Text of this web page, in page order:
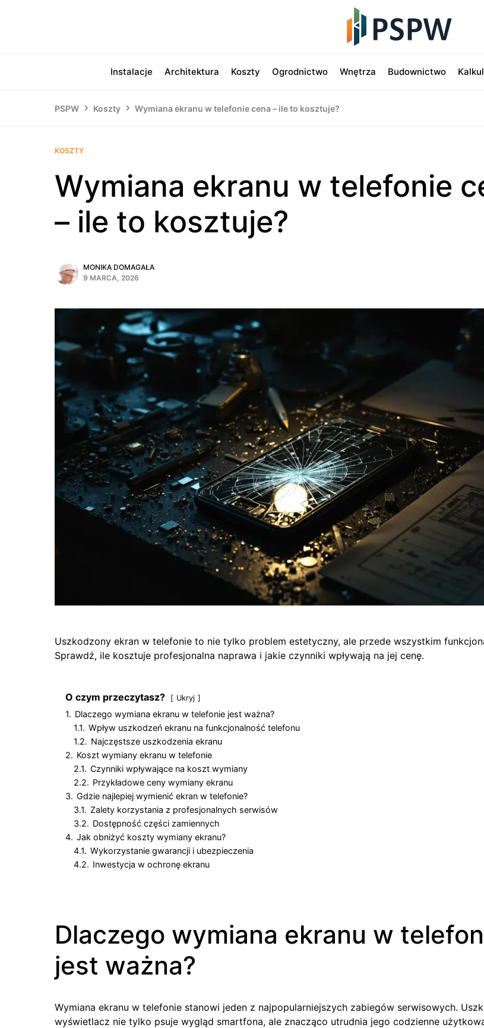
Instalacje Architektura Koszty Ogrodnictwo Wnętrza Budownictwo
PSPW Koszty Wymiana ekranu w telefonie cena – ile to kosztuje?
KOSZTY
Wymiana ekranu w telefonie
– ile to kosztuje?
MONIKA DOMAGAŁA
9 MARCA, 2026
Uszkodzony ekran w telefonie to nie tylko problem estetyczny, ale przede wszystkim
Sprawdź, ile kosztuje profesjonalna naprawa i jakie czynniki wpływają na jej cenę.
O czym przeczytasz? Ukryj
1. Dlaczego wymiana ekranu w telefonie jest ważna?
1.1. Wpływ uszkodzeń ekranu na funkcjonalność telefonu
1.2. Najczęstsze uszkodzenia ekranu
2. Koszt wymiany ekranu w telefonie
2.1. Czynniki wpływające na koszt wymiany
2.2. Przykładowe ceny wymiany ekranu
3. Gdzie najlepiej wymienić ekran w telefonie?
3.1. Zalety korzystania z profesjonalnych serwisów
3.2. Dostępność części zamiennych
4. Jak obniżyć koszty wymiany ekranu?
4.1. Wykorzystanie gwarancji i ubezpieczenia
4.2. Inwestycja w ochronę ekranu
Dlaczego wymiana ekranu w
jest ważna?
Wymiana ekranu w telefonie stanowi jeden z najpopularniejszych zabiegów serwisowych.
wyświetlacz nie tylko psuje wygląd smartfona, ale znacząco utrudnia jego codzienne